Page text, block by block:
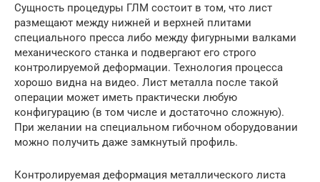
Сущность процедуры ГЛМ состоит в том, что лист
размещают между нижней и верхней плитами
специального пресса либо между фигурными валками
механического станка и подвергают его строго
контролируемой деформации. Технология процесса
хорошо видна на видео. Лист металла после такой
операции может иметь практически любую
конфигурацию (в том числе и достаточно сложную).
При желании на специальном гибочном оборудовании
можно получить даже замкнутый профиль.
Контролируемая деформация металлического листа